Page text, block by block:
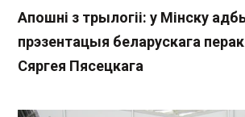
Апошні з трылогіі: у Мінску
прэзентацыя беларускага
Сяргея Пясецкага